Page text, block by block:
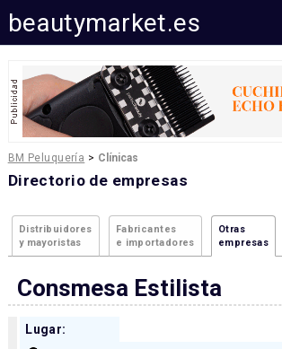
beautymarket.es
BM Peluquería > Clínicas
Directorio de empresas
Distribuidores
y mayoristas
Fabricantes
e importadores
Otras
empresas
Consmesa Estilista
Lugar: